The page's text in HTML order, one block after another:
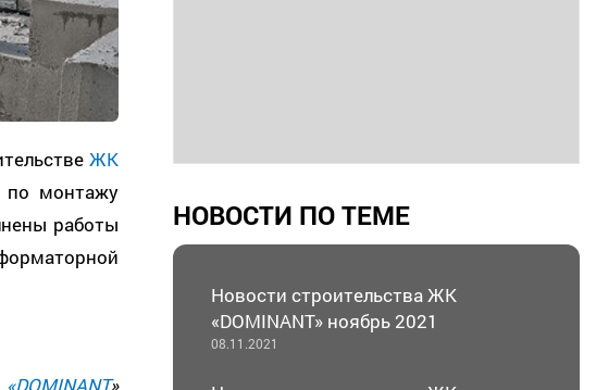
ЖК
по монтажу
работы
»
НОВОСТИ ПО ТЕМЕ
Новости строительства ЖК
«DOMINANT» ноябрь 2021
08.11.2021